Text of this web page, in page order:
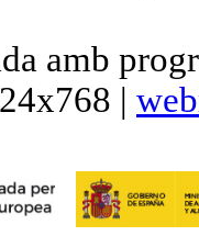
amb
|